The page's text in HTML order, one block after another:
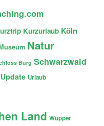
Kurzurlaub Köln
Natur
Burg Schwarzwald
Update Urlaub
Land Wupper